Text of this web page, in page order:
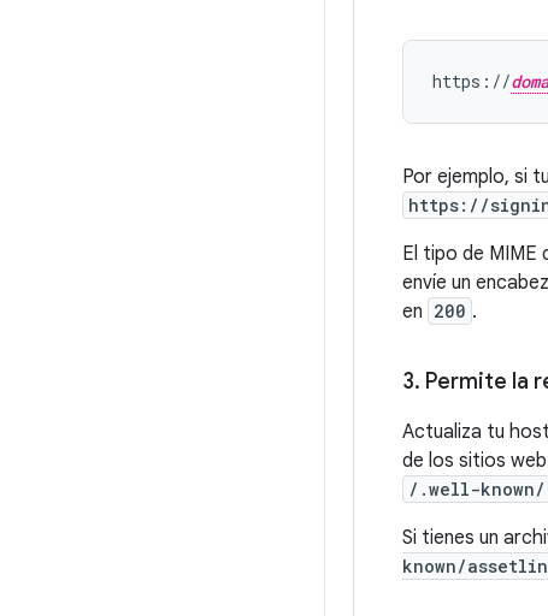
https://
Por ejemplo, si
https://
El tipo de MIME
envíe un
en 200 .
3. Permite la
Actualiza tu
de los sitios
/.well-known/
Si tienes un
known/